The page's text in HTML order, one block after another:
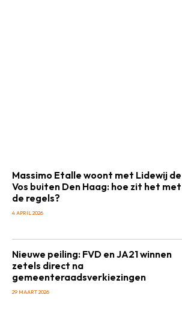
Massimo Etalle woont met Lidewij de
Vos buiten Den Haag: hoe zit het met
de regels?
4 APRIL 2026
Nieuwe peiling: FVD en JA21 winnen
zetels direct na
gemeenteraadsverkiezingen
29 MAART 2026